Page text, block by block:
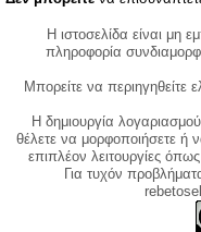
Η ιστοσελίδα είναι μη
πληροφορία
Μπορείτε να περιηγηθείτε
Η δημιουργία
θέλετε να μορφοποιήσετε ή
επιπλέον λειτουργίες
Για τυχόν